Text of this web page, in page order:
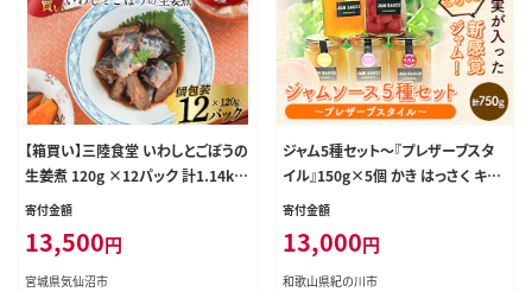
【箱買い】三陸食堂 いわしとごぼうの
生姜煮 120g ×12パック 計1.14kg
[阿部長商店 宮城県 気仙沼市 2056
調理 レトルト レンジ 長期保存 魚料
理 和食 常温保存 常備食
寄付金額
13,500円
宮城県気仙沼市
ジャム5種セット～『プレザーブスタ
イル』150g×5個 かき はっさく キウ
イフルーツ いちじく ブルーベリー
《90日以内に出荷予定(土日祝除く)》
和歌山県 紀の川市---wsk_jakjam_
寄付金額
13,000円
和歌山県紀の川市